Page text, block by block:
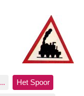
Het Spoor